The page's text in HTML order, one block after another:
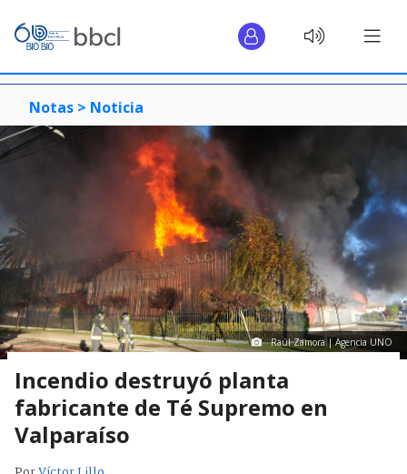
Notas > Noticia
Raúl Zamora | Agencia UNO
Incendio destruyó planta
fabricante de Té Supremo en
Valparaíso